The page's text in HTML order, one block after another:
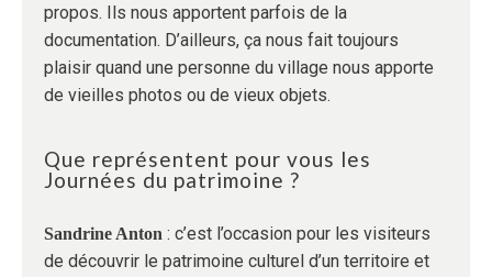
propos. Ils nous apportent parfois de la
documentation. D’ailleurs, ça nous fait toujours
plaisir quand une personne du village nous apporte
de vieilles photos ou de vieux objets.
Que représentent pour vous les
Journées du patrimoine ?
Sandrine Anton : c’est l’occasion pour les visiteurs
de découvrir le patrimoine culturel d’un territoire et